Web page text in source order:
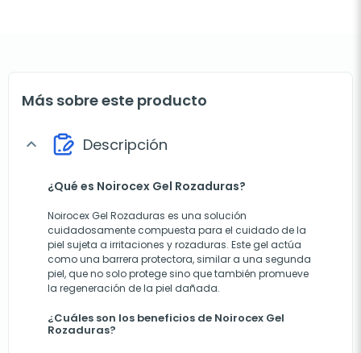
Más sobre este producto
expand_more Descripción
¿Qué es Noirocex Gel Rozaduras?
Noirocex Gel Rozaduras es una solución
cuidadosamente compuesta para el cuidado de la
piel sujeta a irritaciones y rozaduras. Este gel actúa
como una barrera protectora, similar a una segunda
piel, que no solo protege sino que también promueve
la regeneración de la piel dañada.
¿Cuáles son los beneficios de Noirocex Gel
Rozaduras?